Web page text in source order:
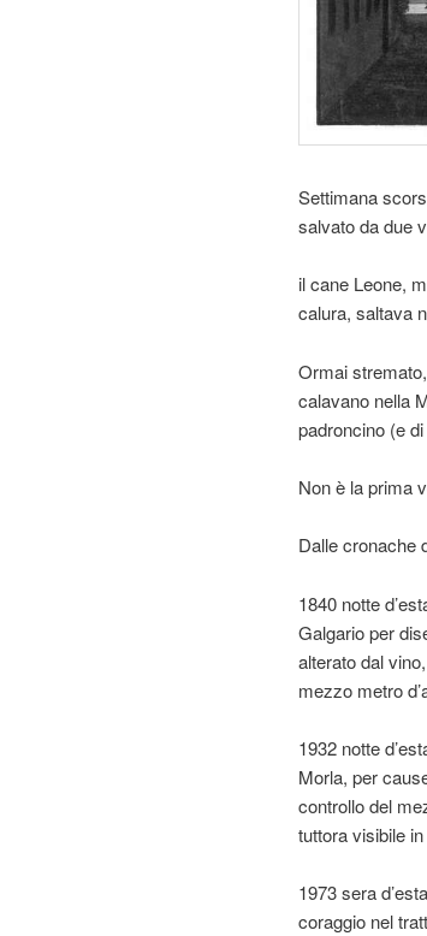
Settimana
salvato da due
il cane Leone,
calura, saltava
Ormai
calavano nella
padroncino (e
Non è la prima
Dalle cronache
1840 notte
Galgario per
alterato dal
mezzo metro
1932 notte
Morla, per
controllo del
tuttora visibile
1973 sera
coraggio nel